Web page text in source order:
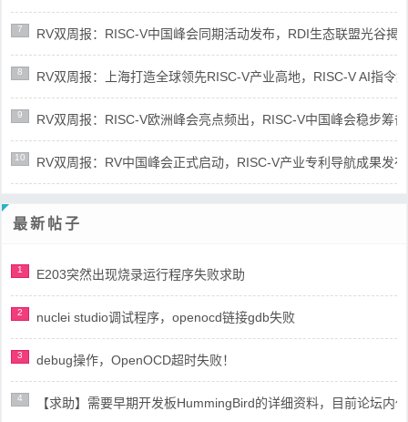
7 RV双周报：RISC-V中国峰会同期活动发布，RDI生态联盟光谷揭
8 RV双周报：上海打造全球领先RISC-V产业高地，RISC-V AI指令
9 RV双周报：RISC-V欧洲峰会亮点频出，RISC-V中国峰会稳步筹
10 RV双周报：RV中国峰会正式启动，RISC-V产业专利导航成果发
最新帖子
1 E203突然出现烧录运行程序失败求助
2 nuclei studio调试程序，openocd链接gdb失败
3 debug操作，OpenOCD超时失败！
4 【求助】需要早期开发板HummingBird的详细资料，目前论坛内